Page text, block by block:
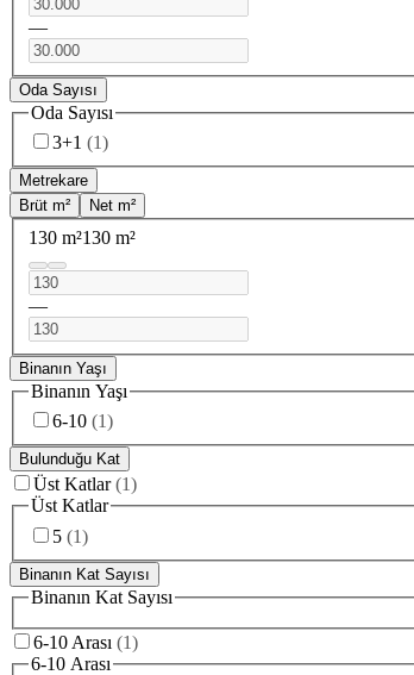
—
Oda Sayısı
Oda Sayısı
3+1 (1)
Metrekare
Brüt m²
Net m²
130 m²130 m²
—
Binanın Yaşı
Binanın Yaşı
6-10 (1)
Bulunduğu Kat
Üst Katlar (1)
Üst Katlar
5 (1)
Binanın Kat Sayısı
Binanın Kat Sayısı
6-10 Arası (1)
6-10 Arası